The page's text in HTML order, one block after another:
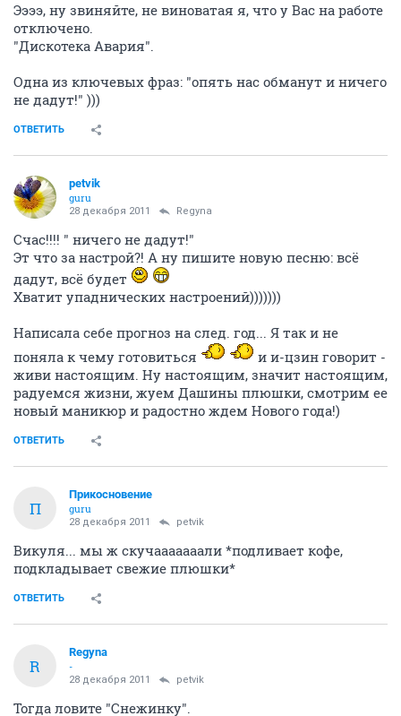
Ээээ, ну звиняйте, не виноватая я, что у Вас на работе
отключено.
"Дискотека Авария".
Одна из ключевых фраз: "опять нас обманут и ничего
не дадут!" )))
ОТВЕТИТЬ
petvik
guru
28 декабря 2011 Regyna
Счас!!!! " ничего не дадут!"
Эт что за настрой?! А ну пишите новую песню: всё
дадут, всё будет
Хватит упаднических настроений)))))))
Написала себе прогноз на след. год... Я так и не
поняла к чему готовиться
и и-цзин говорит -
живи настоящим. Ну настоящим, значит настоящим,
радуемся жизни, жуем Дашины плюшки, смотрим ее
новый маникюр и радостно ждем Нового года!)
ОТВЕТИТЬ
П
Прикосновение
guru
28 декабря 2011 petvik
Викуля... мы ж скучааааааали *подливает кофе,
подкладывает свежие плюшки*
ОТВЕТИТЬ
R
Regyna
-
28 декабря 2011 petvik
Тогда ловите "Снежинку".